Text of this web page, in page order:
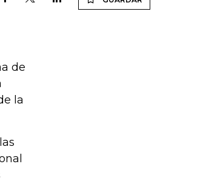
de
la